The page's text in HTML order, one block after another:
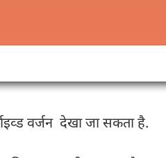
वर्जन देखा जा सकता है.